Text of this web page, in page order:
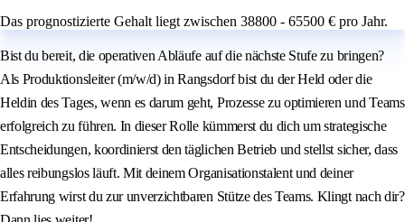
Das prognostizierte Gehalt liegt zwischen 38800 - 65500 € pro Jahr.
Bist du bereit, die operativen Abläufe auf die nächste Stufe zu bringen?
Als Produktionsleiter (m/w/d) in Rangsdorf bist du der Held oder die
Heldin des Tages, wenn es darum geht, Prozesse zu optimieren und Teams
erfolgreich zu führen. In dieser Rolle kümmerst du dich um strategische
Entscheidungen, koordinierst den täglichen Betrieb und stellst sicher, dass
alles reibungslos läuft. Mit deinem Organisationstalent und deiner
Erfahrung wirst du zur unverzichtbaren Stütze des Teams. Klingt nach dir?